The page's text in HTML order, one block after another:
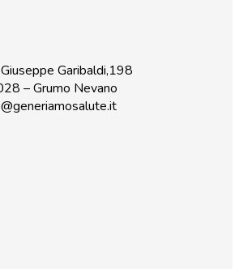
Garibaldi,198
– Grumo Nevano